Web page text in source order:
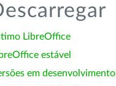
LibreOffice
estável
em desenvolvimento